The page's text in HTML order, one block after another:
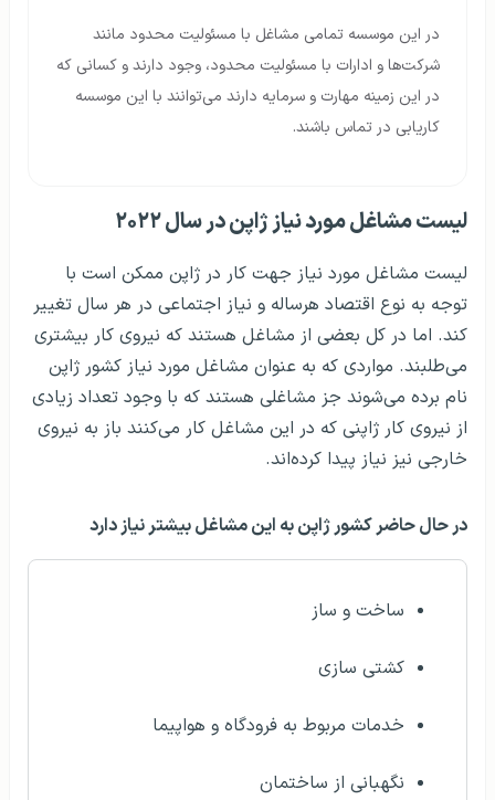
در این موسسه تمامی مشاغل با مسئولیت محدود مانند
شرکت‌ها و ادارات با مسئولیت محدود، وجود دارند و کسانی که
در این زمینه مهارت و سرمایه دارند می‌توانند با این موسسه
کاریابی در تماس باشند.
لیست مشاغل مورد نیاز ژاپن در سال ۲۰۲۲
لیست مشاغل مورد نیاز جهت کار در ژاپن ممکن است با
توجه به نوع اقتصاد هرساله و نیاز اجتماعی در هر سال تغییر
کند. اما در کل بعضی از مشاغل هستند که نیروی کار بیشتری
می‌طلبند. مواردی که به عنوان مشاغل مورد نیاز کشور ژاپن
نام برده می‌شوند جز مشاغلی هستند که با وجود تعداد زیادی
از نیروی کار ژاپنی که در این مشاغل کار می‌کنند باز به نیروی
خارجی نیز نیاز پیدا کرده‌اند.
در حال حاضر کشور ژاپن به این مشاغل بیشتر نیاز دارد
ساخت و ساز
کشتی سازی
خدمات مربوط به فرودگاه و هواپیما
نگهبانی از ساختمان